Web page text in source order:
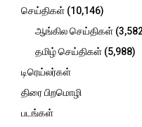
செய்திகள் (10,146)
ஆங்கில செய்திகள்
தமிழ் செய்திகள் (5,988)
டிரெய்லர்கள்
திரை பிறமொழி
படங்கள்